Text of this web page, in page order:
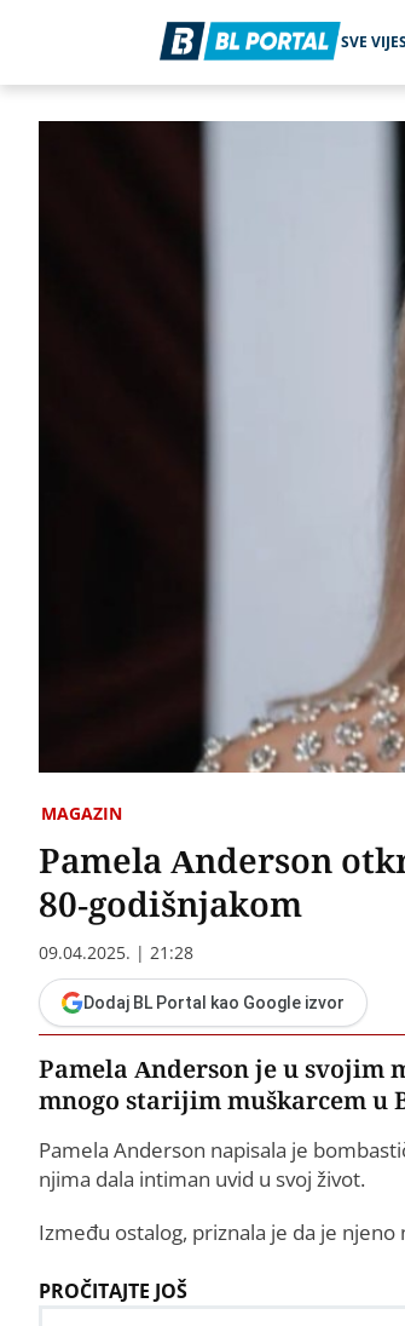
SVE
MAGAZIN
Pamela Anderson
80-godišnjakom
09.04.2025. | 21:28
Dodaj BL Portal kao Google izvor
Pamela Anderson je u svojim
mnogo starijim muškarcem u
Pamela Anderson napisala je
njima dala intiman uvid u svoj život.
Između ostalog, priznala je da je
PROČITAJTE JOŠ